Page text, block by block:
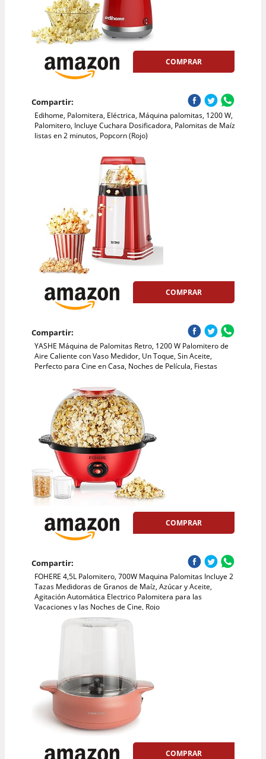
COMPRAR
Compartir:
Edihome, Palomitera, Eléctrica, Máquina palomitas, 1200 W,
Palomitero, Incluye Cuchara Dosificadora, Palomitas de Maíz
listas en 2 minutos, Popcorn (Rojo)
COMPRAR
Compartir:
YASHE Máquina de Palomitas Retro, 1200 W Palomitero de
Aire Caliente con Vaso Medidor, Un Toque, Sin Aceite,
Perfecto para Cine en Casa, Noches de Película, Fiestas
COMPRAR
Compartir:
FOHERE 4,5L Palomitero, 700W Maquina Palomitas Incluye 2
Tazas Medidoras de Granos de Maíz, Azúcar y Aceite,
Agitación Automática Electrico Palomitera para las
Vacaciones y las Noches de Cine, Rojo
COMPRAR